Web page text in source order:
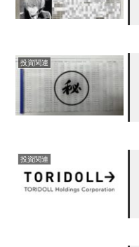
投資関連
投資関連